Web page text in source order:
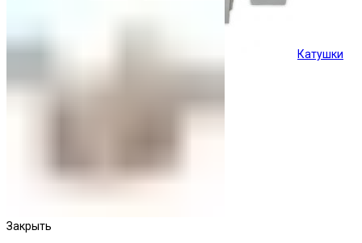
Катушки
Закрыть